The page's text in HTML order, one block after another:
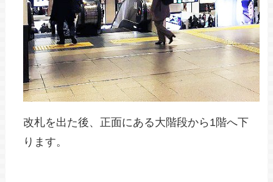
改札を出た後、正面にある大階段から1階へ下
ります。